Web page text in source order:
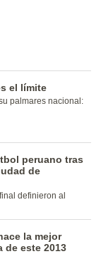
el límite
palmares nacional:
peruano tras
de
definieron al
la mejor
de este 2013